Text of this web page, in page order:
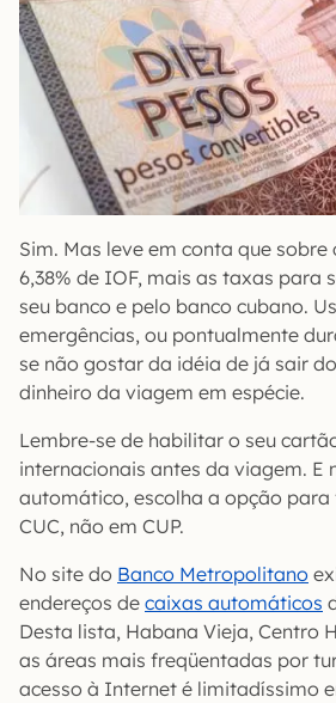
Sim. Mas leve em conta que sobre
6,38% de IOF, mais as taxas para
seu banco e pelo banco cubano.
emergências, ou pontualmente
se não gostar da idéia de já sair
dinheiro da viagem em espécie.
Lembre-se de habilitar o seu
internacionais antes da viagem. E
automático, escolha a opção para
CUC, não em CUP.
No site do Banco Metropolitano
endereços de caixas automáticos
Desta lista, Habana Vieja, Centro
as áreas mais freqüentadas por
acesso à Internet é limitadíssimo